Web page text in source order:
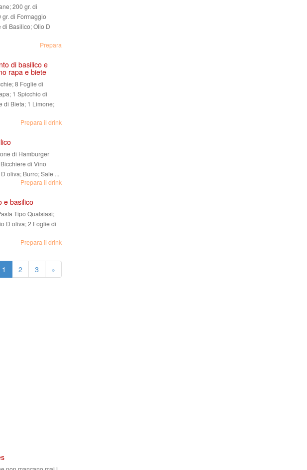
200 gr. di
di Formaggio
Basilico; Olio D
Prepara
di basilico e
rapa e biete
8 Foglie di
1 Spicchio di
di Bieta; 1 Limone;
Prepara il drink
di Hamburger
di Vino
oliva; Burro; Sale ...
Prepara il drink
e basilico
Tipo Qualsiasi;
D oliva; 2 Foglie di
Prepara il drink
1 2 3 »